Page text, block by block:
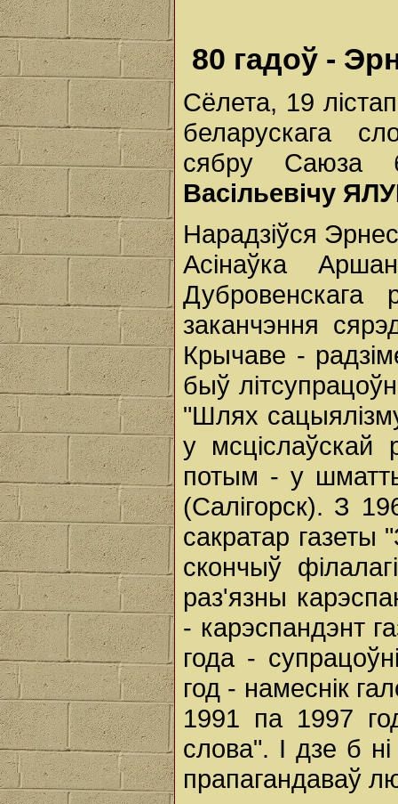
80 гадоў -
Сёлета, 19
беларускага
сябру Саюза
Васільевічу
Нарадзіўся
Асінаўка
Дубровенскага
заканчэння
Крычаве -
быў
"Шлях
у мсціслаўскай
потым - у
(Салігорск). З
сакратар газеты
скончыў
раз'язны
- карэспандэнт
года -
год - намеснік
1991 па 1997
слова". І дзе б
прапагандаваў